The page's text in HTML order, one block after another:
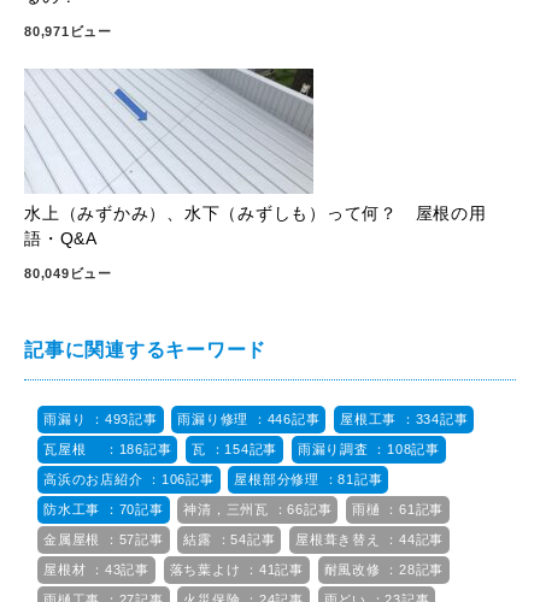
80,971ビュー
水上（みずかみ）、水下（みずしも）って何？ 屋根の用
語・Q&A
80,049ビュー
記事に関連するキーワード
雨漏り ：493記事 雨漏り修理 ：446記事 屋根工事 ：334記事
瓦屋根 ：186記事 瓦 ：154記事 雨漏り調査 ：108記事
高浜のお店紹介 ：106記事 屋根部分修理 ：81記事
防水工事 ：70記事 神清，三州瓦 ：66記事 雨樋 ：61記事
金属屋根 ：57記事 結露 ：54記事 屋根葺き替え ：44記事
屋根材 ：43記事 落ち葉よけ ：41記事 耐風改修 ：28記事